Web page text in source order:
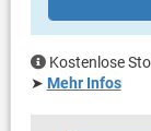
Privater
Haustier nicht
Klimaanlage
Eigentümer
Kostenlose
➤ Mehr Infos